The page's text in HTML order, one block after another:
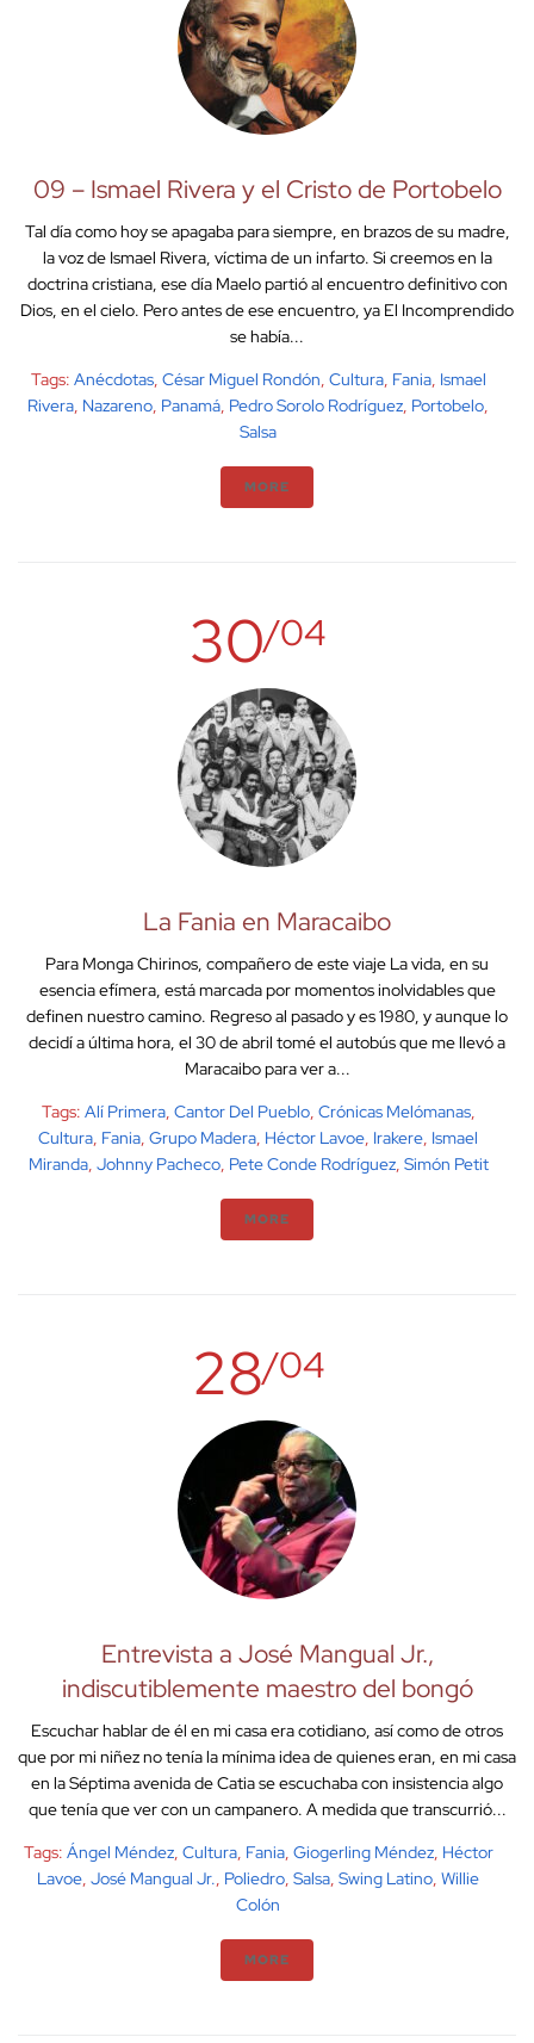
09 – Ismael Rivera y el Cristo de Portobelo
Tal día como hoy se apagaba para siempre, en brazos de su madre,
la voz de Ismael Rivera, víctima de un infarto. Si creemos en la
doctrina cristiana, ese día Maelo partió al encuentro definitivo con
Dios, en el cielo. Pero antes de ese encuentro, ya El Incomprendido
se había...
Tags: Anécdotas, César Miguel Rondón, Cultura, Fania, Ismael
Rivera, Nazareno, Panamá, Pedro Sorolo Rodríguez, Portobelo,
Salsa
MORE
30/04
La Fania en Maracaibo
Para Monga Chirinos, compañero de este viaje La vida, en su
esencia efímera, está marcada por momentos inolvidables que
definen nuestro camino. Regreso al pasado y es 1980, y aunque lo
decidí a última hora, el 30 de abril tomé el autobús que me llevó a
Maracaibo para ver a...
Tags: Alí Primera, Cantor Del Pueblo, Crónicas Melómanas,
Cultura, Fania, Grupo Madera, Héctor Lavoe, Irakere, Ismael
Miranda, Johnny Pacheco, Pete Conde Rodríguez, Simón Petit
MORE
28/04
Entrevista a José Mangual Jr.,
indiscutiblemente maestro del bongó
Escuchar hablar de él en mi casa era cotidiano, así como de otros
que por mi niñez no tenía la mínima idea de quienes eran, en mi casa
en la Séptima avenida de Catia se escuchaba con insistencia algo
que tenía que ver con un campanero. A medida que transcurrió...
Tags: Ángel Méndez, Cultura, Fania, Giogerling Méndez, Héctor
Lavoe, José Mangual Jr., Poliedro, Salsa, Swing Latino, Willie
Colón
MORE